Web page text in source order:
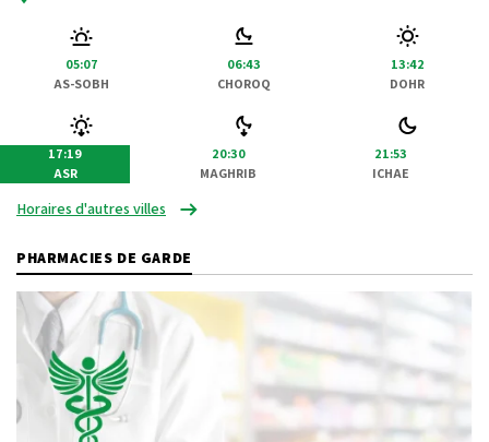
05:07
AS-SOBH
06:43
CHOROQ
13:42
DOHR
17:19
ASR
20:30
MAGHRIB
21:53
ICHAE
Horaires d'autres villes
PHARMACIES DE GARDE